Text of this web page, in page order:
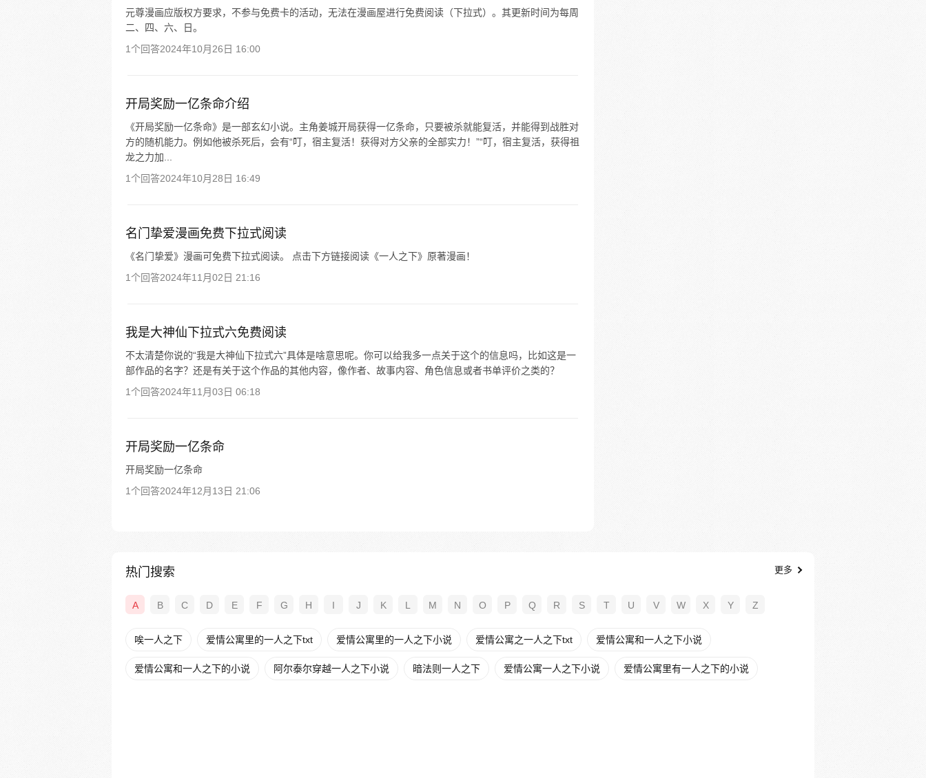
元尊漫画应版权方要求，不参与免费卡的活动，无法在漫画屋进行免费阅读（下拉式）。其更新时间为每周
二、四、六、日。
1个回答2024年10月26日 16:00
开局奖励一亿条命介绍
《开局奖励一亿条命》是一部玄幻小说。主角姜城开局获得一亿条命，只要被杀就能复活，并能得到战胜对
方的随机能力。例如他被杀死后，会有“叮，宿主复活！获得对方父亲的全部实力！”“叮，宿主复活，获得祖
龙之力加...
1个回答2024年10月28日 16:49
名门挚爱漫画免费下拉式阅读
《名门挚爱》漫画可免费下拉式阅读。 点击下方链接阅读《一人之下》原著漫画！
1个回答2024年11月02日 21:16
我是大神仙下拉式六免费阅读
不太清楚你说的“我是大神仙下拉式六”具体是啥意思呢。你可以给我多一点关于这个的信息吗，比如这是一
部作品的名字？还是有关于这个作品的其他内容，像作者、故事内容、角色信息或者书单评价之类的？
1个回答2024年11月03日 06:18
开局奖励一亿条命
开局奖励一亿条命
1个回答2024年12月13日 21:06
热门搜索 更多
A B C D E F G H I J K L M N O P Q R S T U V W X Y Z
唉一人之下 爱情公寓里的一人之下txt 爱情公寓里的一人之下小说 爱情公寓之一人之下txt 爱情公寓和一人之下小说
爱情公寓和一人之下的小说 阿尔泰尔穿越一人之下小说 暗法则一人之下 爱情公寓一人之下小说 爱情公寓里有一人之下的小说